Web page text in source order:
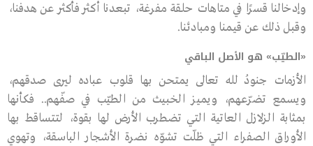
وإدخالنا قسرًا في متاهات حلقة مفرغة، تبعدنا أكثر فأكثر عن هدفنا،
وقبل ذلك عن قيمنا ومبادئنا.
«الطيّب» هو الأصل الباقي
الأزمات جنودُ ﷲ تعالى يمتحن بها قلوب عباده ليرى صدقهم،
ويسمع تضرّعهم، ويميز الخبيث من الطيّب في صفّهم.. فكأنها
بمثابة الزلازل العاتية التي تضطرب الأرض لها بقوة، لتتساقط بها
الأوراق الصفراء التي ظلّت تشوّه نضرة الأشجار الباسقة، وتهوي